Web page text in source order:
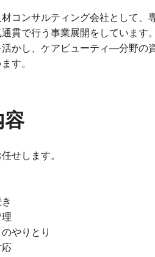
コンサルティング会社として
貫で行う事業展開をしています。
かし、ケアビューティ―分野の
す。
容
せします。
理
やりとり
応